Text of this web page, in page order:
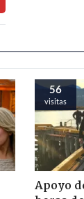
56
visitas
Apoyo